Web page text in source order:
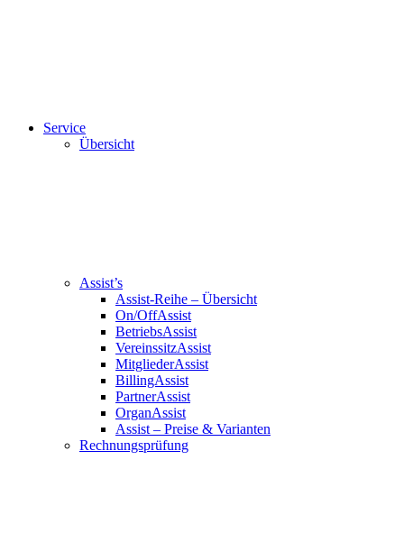
Service
Übersicht
Assist’s
Assist-Reihe – Übersicht
On/OffAssist
BetriebsAssist
VereinssitzAssist
MitgliederAssist
BillingAssist
PartnerAssist
OrganAssist
Assist – Preise & Varianten
Rechnungsprüfung